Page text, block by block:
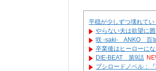
平穏が少しずつ壊れてい
やらない夫は欲望に
咲 -saki- ANKO 百
卒業後はヒーローに
DIE-BEAT 第9話
ブシロードノベル：